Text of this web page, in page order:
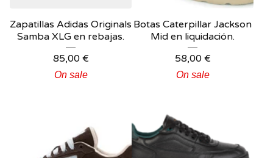
Zapatillas Adidas Originals
Samba XLG en rebajas.
85,00 €
On sale
Botas Caterpillar Jackson
Mid en liquidación.
58,00 €
On sale